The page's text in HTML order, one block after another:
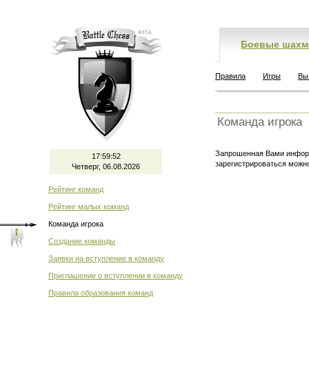
17:59:53
Четверг, 06.08.2026
Рейтинг команд
Рейтинг малых команд
Команда игрока
Создание команды
Заявки на вступление в команду
Приглашение о вступлении в команду
Правила образования команд
Боевые
Правила Игры
Команда игрока
Запрошенная Вами
зарегистрироваться